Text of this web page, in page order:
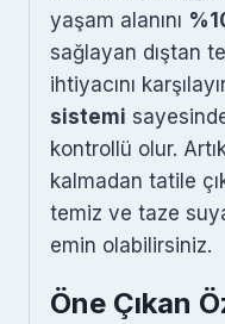
yaşam alanını
sağlayan dıştan
ihtiyacını
sistemi
kontrollü olur.
kalmadan tatile
temiz ve taze
emin olabilirsiniz.
Öne Çıkan